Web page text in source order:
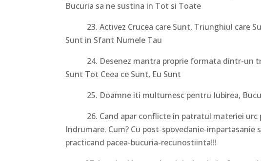
Bucuria sa ne sustina in Tot si Toate
23. Activez Crucea care Sunt, Triunghiul care
Sunt in Sfant Numele Tau
24. Desenez mantra proprie formata dintr-un
Sunt Tot Ceea ce Sunt, Eu Sunt
25. Doamne iti multumesc pentru Iubirea,
26. Cand apar conflicte in patratul materiei urc
Indrumare. Cum? Cu post-spovedanie-
practicand pacea-bucuria-recunostiinta!!!